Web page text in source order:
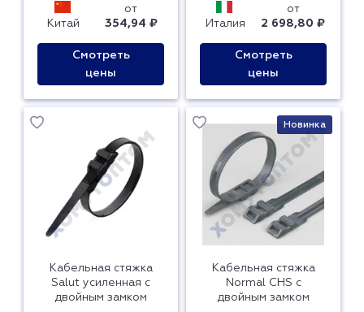
Китай
от
354,94 ₽
Смотреть
цены
Италия
от
2 698,80 ₽
Смотреть
цены
Кабельная стяжка
Salut усиленная с
двойным замком
Новинка
Кабельная стяжка
Normal CHS с
двойным замком